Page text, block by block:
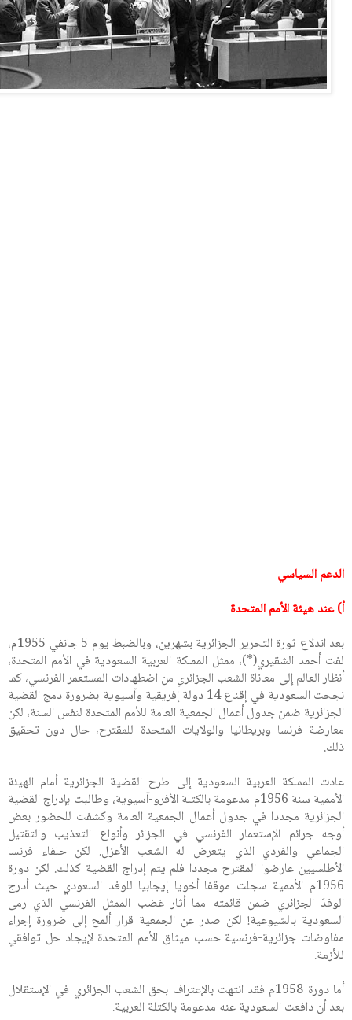
الدعم السياسي
أ) عند هيئة الأمم المتحدة
بعد اندلاع ثورة التحرير الجزائرية بشهرين، وبالضبط يوم 5 جانفي 1955م،
لفت أحمد الشقيري(*)، ممثل المملكة العربية السعودية في الأمم المتحدة،
أنظار العالم إلى معاناة الشعب الجزائري من اضطهادات المستعمر الفرنسي، كما
نجحت السعودية في إقناع 14 دولة إفريقية وآسيوية بضرورة دمج القضية
الجزائرية ضمن جدول أعمال الجمعية العامة للأمم المتحدة لنفس السنة، لكن
معارضة فرنسا وبريطانيا والولايات المتحدة للمقترح، حال دون تحقيق
ذلك.
عادت المملكة العربية السعودية إلى طرح القضية الجزائرية أمام الهيئة
الأممية سنة 1956م مدعومة بالكتلة الأفرو-آسيوية، وطالبت بإدراج القضية
الجزائرية مجددا في جدول أعمال الجمعية العامة وكشفت للحضور بعض
أوجه جرائم الإستعمار الفرنسي في الجزائر وأنواع التعذيب والتقتيل
الجماعي والفردي الذي يتعرض له الشعب الأعزل. لكن حلفاء فرنسا
الأطلسيين عارضوا المقترح مجددا فلم يتم إدراج القضية كذلك. لكن دورة
1956م الأممية سجلت موقفا أخويا إيجابيا للوفد السعودي حيث أدرج
الوفدَ الجزائري ضمن قائمته مما أثار غضب الممثل الفرنسي الذي رمى
السعودية بالشيوعية! لكن صدر عن الجمعية قرار ألمح إلى ضرورة إجراء
مفاوضات جزائرية-فرنسية حسب ميثاق الأمم المتحدة لإيجاد حل توافقي
للأزمة.
أما دورة 1958م فقد انتهت بالإعتراف بحق الشعب الجزائري في الإستقلال
بعد أن دافعت السعودية عنه مدعومة بالكتلة العربية.